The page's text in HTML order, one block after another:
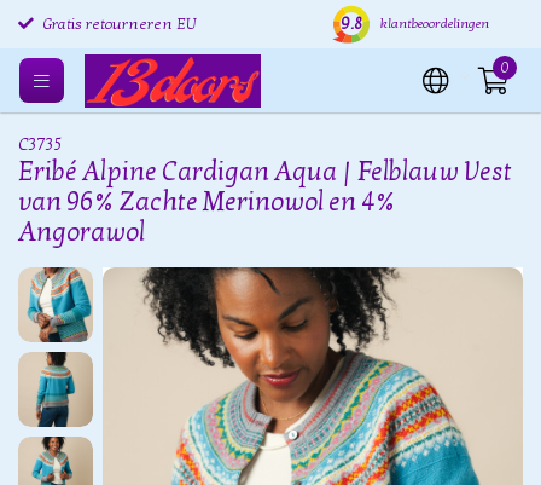
Verzending binnen 24 uur Gratis verzenden EU
9.8 klantbeoordelingen
0
C3735
Eribé Alpine Cardigan Aqua | Felblauw Vest
van 96% Zachte Merinowol en 4%
Angorawol